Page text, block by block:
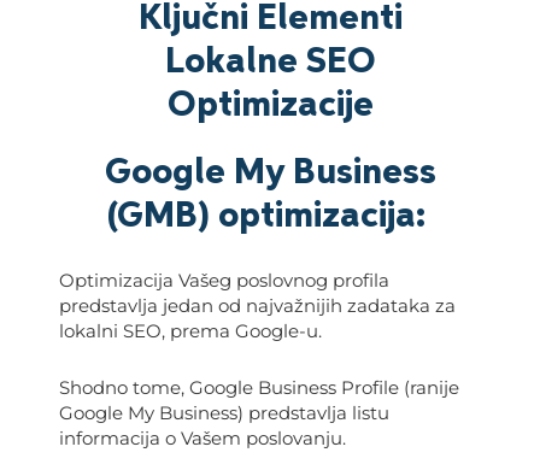
Ključni Elementi
Lokalne SEO
Optimizacije
Google My Business
(GMB) optimizacija:
Optimizacija Vašeg poslovnog profila
predstavlja jedan od najvažnijih zadataka za
lokalni SEO, prema Google-u.
Shodno tome, Google Business Profile (ranije
Google My Business) predstavlja listu
informacija o Vašem poslovanju.